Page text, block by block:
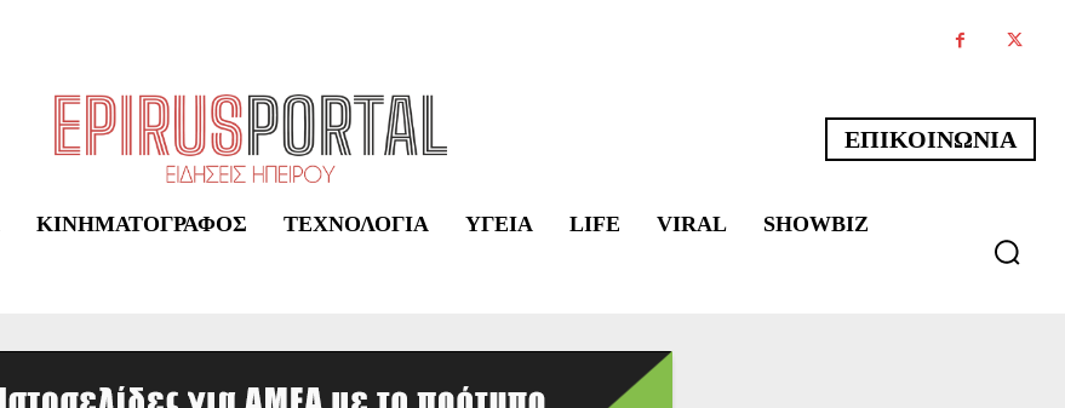
ΕΠΙΚΟΙΝΩΝΙΑ
ΚΙΝΗΜΑΤΟΓΡΆΦΟΣ ΤΕΧΝΟΛΟΓΊΑ ΥΓΕΊΑ LIFE VIRAL SHOWBIZ